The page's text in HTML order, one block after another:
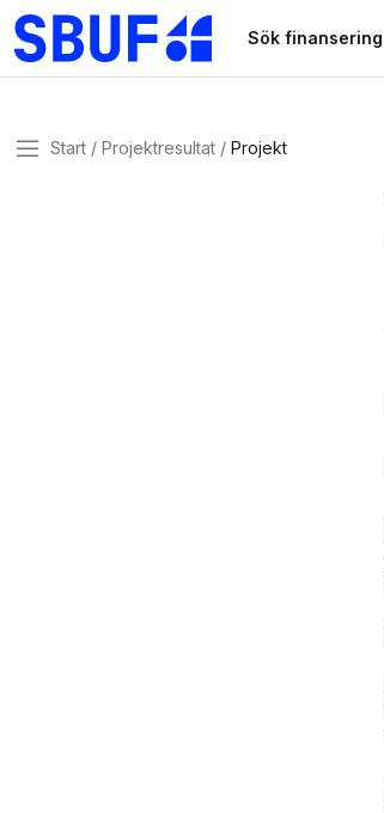
Gå direkt till huvudinnehålletSök finansering
MenyStart Projektresultat Projekt